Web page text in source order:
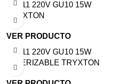
AR111 220V GU10 15W
TRYXTON
VER PRODUCTO
AR111 220V GU10 15W
DIMERIZABLE TRYXTON